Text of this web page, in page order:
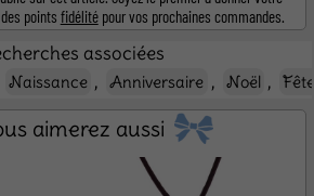
points fidélitépour vos prochaines commandes.
associées
Naissance , Anniversaire , Noël ,
aimerez aussi